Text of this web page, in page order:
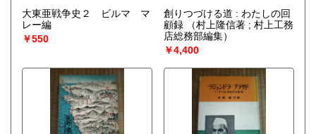
大東亜戦争史２ ビルマ マ
レー編
￥550
創りつづける道 : わたしの回
顧録
（村上隆信著 ; 村上工務
店総務部編集）
￥4,400